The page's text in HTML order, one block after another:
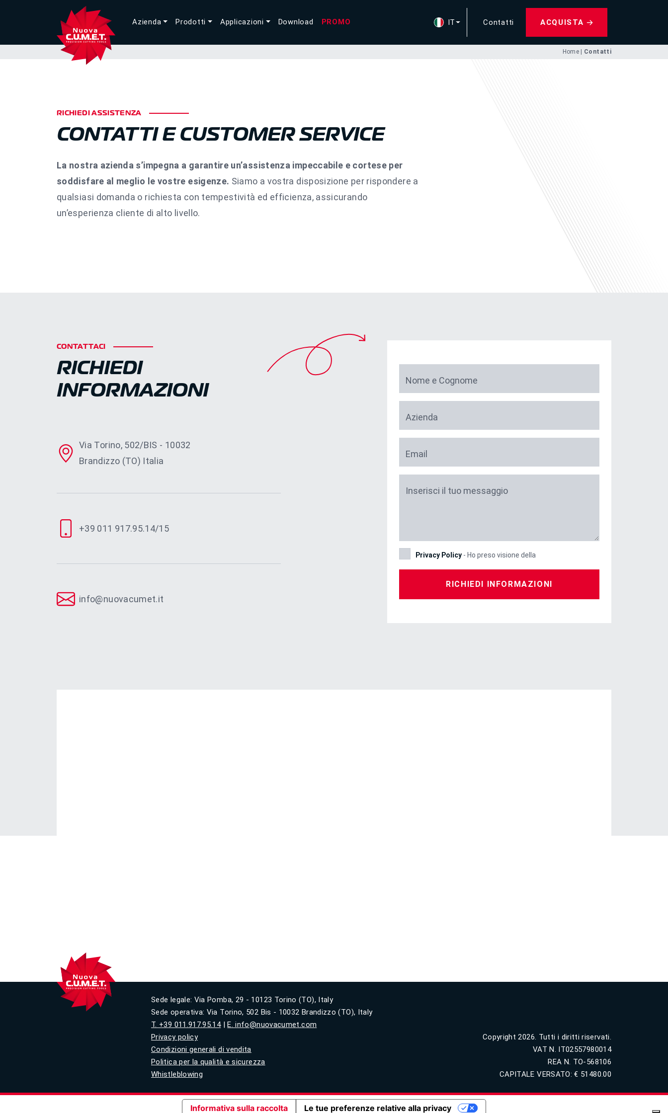
Azienda Prodotti Applicazioni Download PROMO IT Contatti ACQUISTA
Home Contatti
RICHIEDI ASSISTENZA
CONTATTI E CUSTOMER SERVICE
La nostra azienda s’impegna a garantire un’assistenza impeccabile e cortese per
soddisfare al meglio le vostre esigenze. Siamo a vostra disposizione per rispondere a
qualsiasi domanda o richiesta con tempestività ed efficienza, assicurando
un’esperienza cliente di alto livello.
CONTATTACI
RICHIEDI
INFORMAZIONI
Via Torino, 502/BIS - 10032
Brandizzo (TO) Italia
+39 011 917.95.14/15
info@nuovacumet.it
Nome e Cognome
Azienda
Email
Inserisci il tuo messaggio
Privacy Policy - Ho preso visione della
RICHIEDI INFORMAZIONI
Sede legale: Via Pomba, 29 - 10123 Torino (TO), Italy
Sede operativa: Via Torino, 502 Bis - 10032 Brandizzo (TO), Italy
T. +39 011.917.95.14 | E. info@nuovacumet.com
Privacy policy
Condizioni generali di vendita
Politica per la qualità e sicurezza
Whistleblowing
Copyright 2026. Tutti i diritti riservati.
VAT N. IT02557980014
REA N. TO-568106
CAPITALE VERSATO: € 51480.00
Informativa sulla raccolta Le tue preferenze relative alla privacy